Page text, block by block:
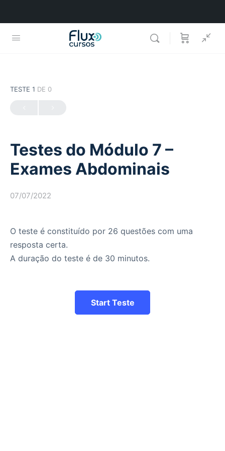
TESTE 1 DE 0
Testes do Módulo 7 –
Exames Abdominais
07/07/2022
O teste é constituído por 26 questões com uma
resposta certa.
A duração do teste é de 30 minutos.